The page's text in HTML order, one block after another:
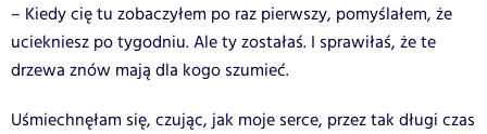
– Kiedy cię tu zobaczyłem po raz pierwszy, pomyślałem, że
uciekniesz po tygodniu. Ale ty zostałaś. I sprawiłaś, że te
drzewa znów mają dla kogo szumieć.
Uśmiechnęłam się, czując, jak moje serce, przez tak długi czas